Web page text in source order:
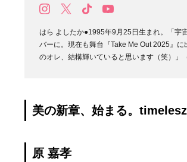
はら よしたか●1995年9月25日生まれ。「宇
バーに。現在も舞台『Take Me Out 2025』
のオレ、結構輝いていると思います（笑）」（
美の新章、始まる。timelesz
原 嘉孝